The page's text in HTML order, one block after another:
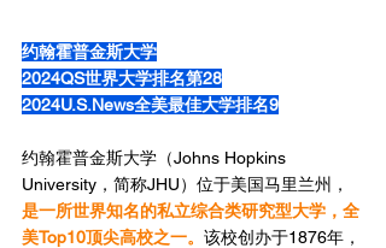
约翰霍普金斯大学
2024QS世界大学排名第28
2024U.S.News全美最佳大学排名9
约翰霍普金斯大学（Johns Hopkins
University，简称JHU） 位于美国马里兰州，
是一所世界知名的私立综合类研究型大学，全
美Top10顶尖高校之一。 该校创办于1876年，